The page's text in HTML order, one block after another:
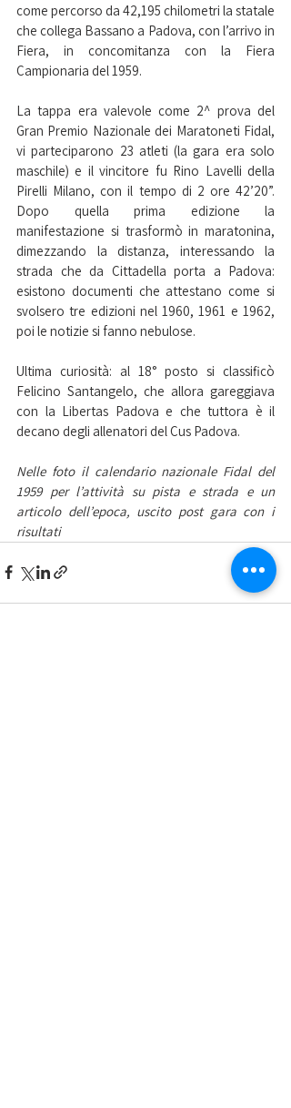
come percorso da 42,195 chilometri la statale
che collega Bassano a Padova, con l’arrivo in
Fiera, in concomitanza con la Fiera
Campionaria del 1959.
La tappa era valevole come 2^ prova del
Gran Premio Nazionale dei Maratoneti Fidal,
vi parteciparono 23 atleti (la gara era solo
maschile) e il vincitore fu Rino Lavelli della
Pirelli Milano, con il tempo di 2 ore 42’20”.
Dopo quella prima edizione la
manifestazione si trasformò in maratonina,
dimezzando la distanza, interessando la
strada che da Cittadella porta a Padova:
esistono documenti che attestano come si
svolsero tre edizioni nel 1960, 1961 e 1962,
poi le notizie si fanno nebulose.
Ultima curiosità: al 18° posto si classificò
Felicino Santangelo, che allora gareggiava
con la Libertas Padova e che tuttora è il
decano degli allenatori del Cus Padova.
Nelle foto il calendario nazionale Fidal del
1959 per l’attività su pista e strada e un
articolo dell’epoca, uscito post gara con i
risultati